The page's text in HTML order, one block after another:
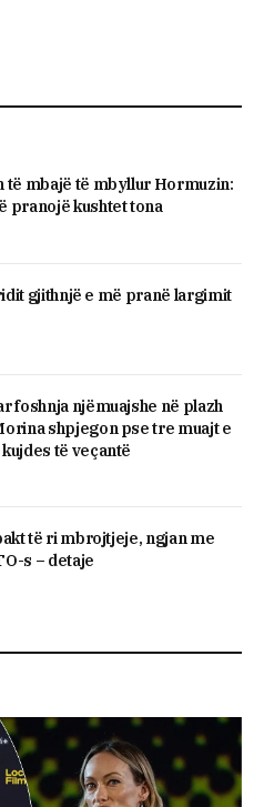
të mbajë të mbyllur Hormuzin:
pranojë kushtet tona
gjithnjë e më pranë largimit
foshnja njëmuajshe në plazh
shpjegon pse tre muajt e
të veçantë
të ri mbrojtjeje, ngjan me
s – detaje